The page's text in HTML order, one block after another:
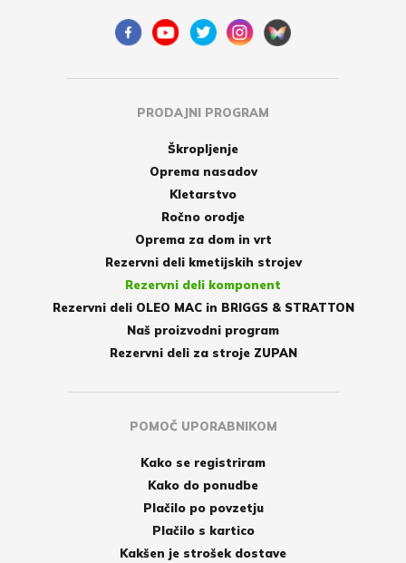
PRODAJNI PROGRAM
Škropljenje
Oprema nasadov
Kletarstvo
Ročno orodje
Oprema za dom in vrt
Rezervni deli kmetijskih strojev
Rezervni deli komponent
Rezervni deli OLEO MAC in BRIGGS & STRATTON
Naš proizvodni program
Rezervni deli za stroje ZUPAN
POMOČ UPORABNIKOM
Kako se registriram
Kako do ponudbe
Plačilo po povzetju
Plačilo s kartico
Kakšen je strošek dostave